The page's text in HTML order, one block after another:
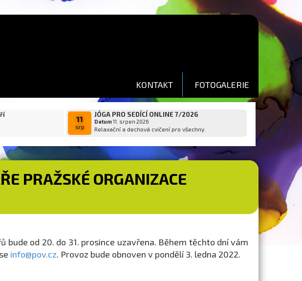
KONTAKT FOTOGALERIE
11
srp
JÓGA PRO SEDÍCÍ ONLINE 7/2026
Datum11. srpen 2026
Relaxační a dechová cvičení pro všechny.
PRAŽSKÉ ORGANIZACE
bude od 20. do 31. prosince uzavřena. Během těchto dní vám
info@pov.cz. Provoz bude obnoven v pondělí 3. ledna 2022.